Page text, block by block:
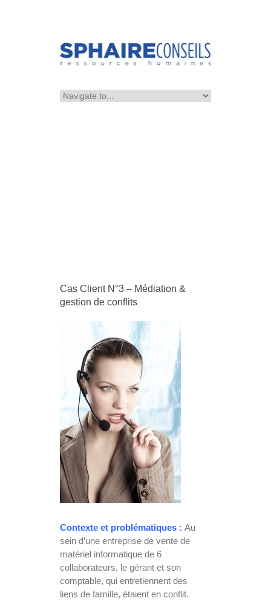
Cas Client N°3 – Médiation &
gestion de conflits
Contexte et problématiques : Au
sein d’une entreprise de vente de
matériel informatique de 6
collaborateurs, le gérant et son
comptable, qui entretiennent des
liens de famille, étaient en conflit.